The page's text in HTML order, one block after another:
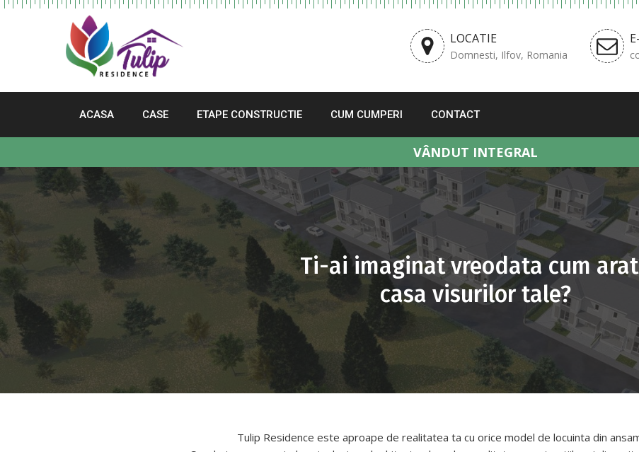
LOCATIE
Domnesti, Ilfov, Romania
ACASA CASE ETAPE CONSTRUCTIE CUM CUMPERI CONTACT
VÂNDUT INTEGRAL
Ti-ai imaginat vreodata cum
casa visurilor tale?
Tulip Residence este aproape de realitatea ta cu orice model de locuinta din